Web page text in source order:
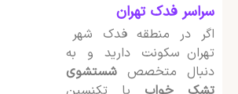
سراسر فدک تهران
اگر در منطقه فدک شهر
تهران سکونت دارید و به
دنبال متخصص شستشوی